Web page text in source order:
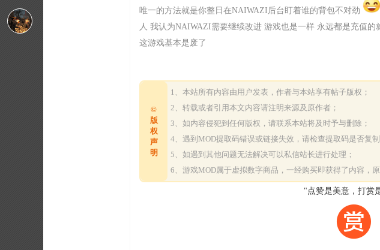
唯一的方法就是你整日在NAIWAZI后台盯着谁的背包不对劲
人 我认为NAIWAZI需要继续改进 游戏也是一样 永远都是充值
这游戏基本是废了
©
版
权
声
明
1、本站所有内容由用户发表，作者与本站享有帖子版权；
2、转载或者引用本文内容请注明来源及原作者；
3、如内容侵犯到任何版权，请联系本站将及时予与删除；
4、遇到MOD提取码错误或链接失效，请检查提取码是否复
5、如遇到其他问题无法解决可以私信站长进行处理；
6、游戏MOD属于虚拟数字商品，一经购买即获得了内容，
"点赞是美意，打赏